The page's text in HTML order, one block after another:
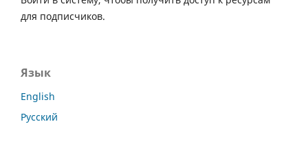
для подписчиков.
Язык
English
Русский